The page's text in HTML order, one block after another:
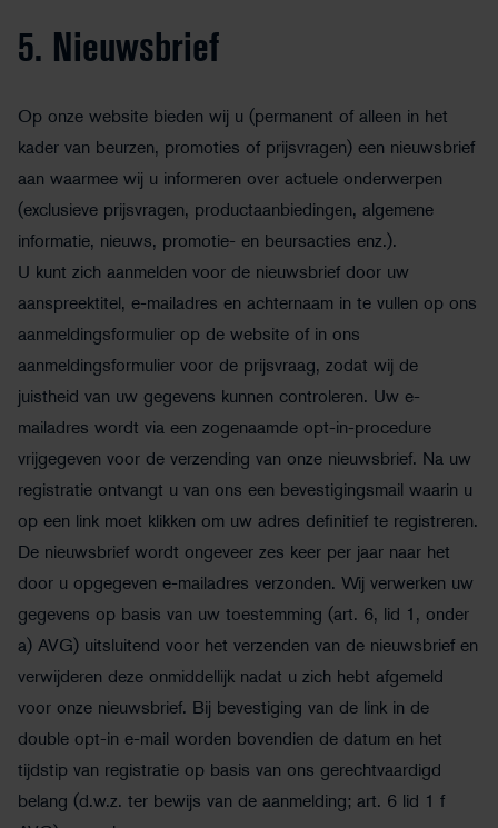
5. Nieuwsbrief
Op onze website bieden wij u (permanent of alleen in het
kader van beurzen, promoties of prijsvragen) een nieuwsbrief
aan waarmee wij u informeren over actuele onderwerpen
(exclusieve prijsvragen, productaanbiedingen, algemene
informatie, nieuws, promotie- en beursacties enz.).
U kunt zich aanmelden voor de nieuwsbrief door uw
aanspreektitel, e-mailadres en achternaam in te vullen op ons
aanmeldingsformulier op de website of in ons
aanmeldingsformulier voor de prijsvraag, zodat wij de
juistheid van uw gegevens kunnen controleren. Uw e-
mailadres wordt via een zogenaamde opt-in-procedure
vrijgegeven voor de verzending van onze nieuwsbrief. Na uw
registratie ontvangt u van ons een bevestigingsmail waarin u
op een link moet klikken om uw adres definitief te registreren.
De nieuwsbrief wordt ongeveer zes keer per jaar naar het
door u opgegeven e-mailadres verzonden. Wij verwerken uw
gegevens op basis van uw toestemming (art. 6, lid 1, onder
a) AVG) uitsluitend voor het verzenden van de nieuwsbrief en
verwijderen deze onmiddellijk nadat u zich hebt afgemeld
voor onze nieuwsbrief. Bij bevestiging van de link in de
double opt-in e-mail worden bovendien de datum en het
tijdstip van registratie op basis van ons gerechtvaardigd
belang (d.w.z. ter bewijs van de aanmelding; art. 6 lid 1 f